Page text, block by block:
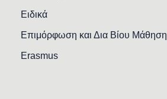
Ειδικά
Επιμόρφωση και Δια Βίου Μάθηση
Erasmus